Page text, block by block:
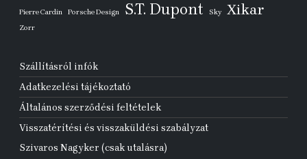
Pierre Cardin Porsche Design S.T. Dupont Sky Xikar
Zorr
Szállításról infók
Adatkezelési tájékoztató
Általános szerződési feltételek
Visszatérítési és visszaküldési szabályzat
Szivaros Nagyker (csak utalásra)